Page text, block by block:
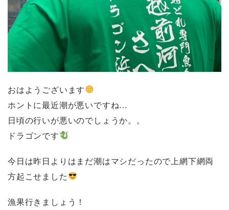
よくある質問
お問い合わせ
よくある質問
お問い合わせ
おはようございます
ホントに最近潮が悪いですね…
日頃の行いが悪いのでしょうか。。
ドラゴンです
今日は昨日よりはまだ潮はマシだったので上網下網両
方起こせました
漁果行きましょう！